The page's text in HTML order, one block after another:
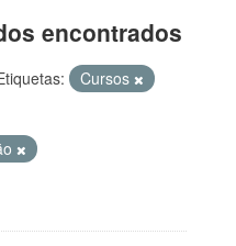
encontrados
Cursos